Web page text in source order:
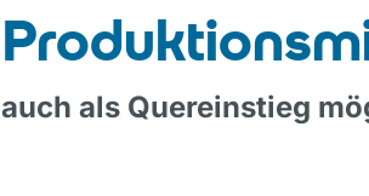
auch als Quereinstieg